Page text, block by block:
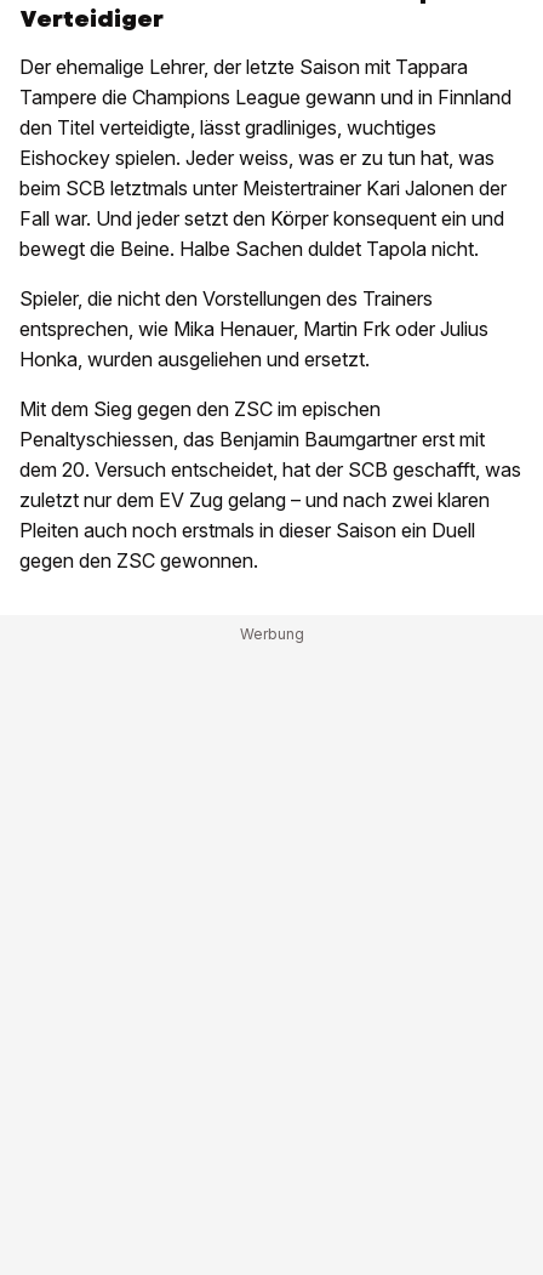
Verteidiger
Der ehemalige Lehrer, der letzte Saison mit Tappara
Tampere die Champions League gewann und in Finnland
den Titel verteidigte, lässt gradliniges, wuchtiges
Eishockey spielen. Jeder weiss, was er zu tun hat, was
beim SCB letztmals unter Meistertrainer Kari Jalonen der
Fall war. Und jeder setzt den Körper konsequent ein und
bewegt die Beine. Halbe Sachen duldet Tapola nicht.
Spieler, die nicht den Vorstellungen des Trainers
entsprechen, wie Mika Henauer, Martin Frk oder Julius
Honka, wurden ausgeliehen und ersetzt.
Mit dem Sieg gegen den ZSC im epischen
Penaltyschiessen, das Benjamin Baumgartner erst mit
dem 20. Versuch entscheidet, hat der SCB geschafft, was
zuletzt nur dem EV Zug gelang – und nach zwei klaren
Pleiten auch noch erstmals in dieser Saison ein Duell
gegen den ZSC gewonnen.